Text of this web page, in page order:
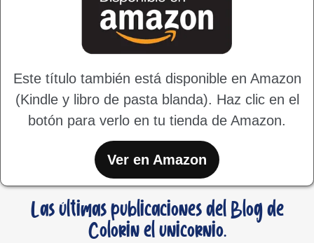
Este título también está disponible en Amazon
(Kindle y libro de pasta blanda). Haz clic en el
botón para verlo en tu tienda de Amazon.
Ver en Amazon
Las últimas publicaciones del Blog de
Colorin el unicornio.